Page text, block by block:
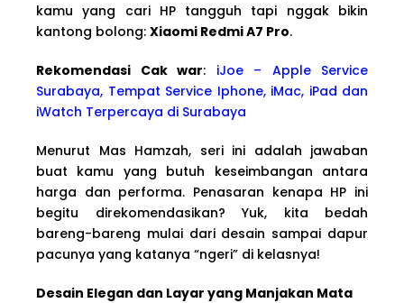
kamu yang cari HP tangguh tapi nggak bikin
kantong bolong: Xiaomi Redmi A7 Pro.
Rekomendasi Cak war: iJoe – Apple Service
Surabaya, Tempat Service Iphone, iMac, iPad dan
iWatch Terpercaya di Surabaya
Menurut Mas Hamzah, seri ini adalah jawaban
buat kamu yang butuh keseimbangan antara
harga dan performa. Penasaran kenapa HP ini
begitu direkomendasikan? Yuk, kita bedah
bareng-bareng mulai dari desain sampai dapur
pacunya yang katanya “ngeri” di kelasnya!
Desain Elegan dan Layar yang Manjakan Mata